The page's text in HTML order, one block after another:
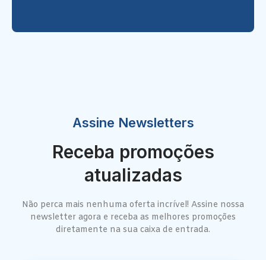
Assine Newsletters
Receba promoções
atualizadas
Não perca mais nenhuma oferta incrível! Assine nossa
newsletter agora e receba as melhores promoções
diretamente na sua caixa de entrada.